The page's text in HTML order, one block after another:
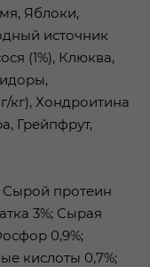
Яблоки,
источник
(1%), Клюква,
кг), Хондроитина
Грейпфрут,
Сырой протеин
3%; Сырая
0,9%;
кислоты 0,7%;